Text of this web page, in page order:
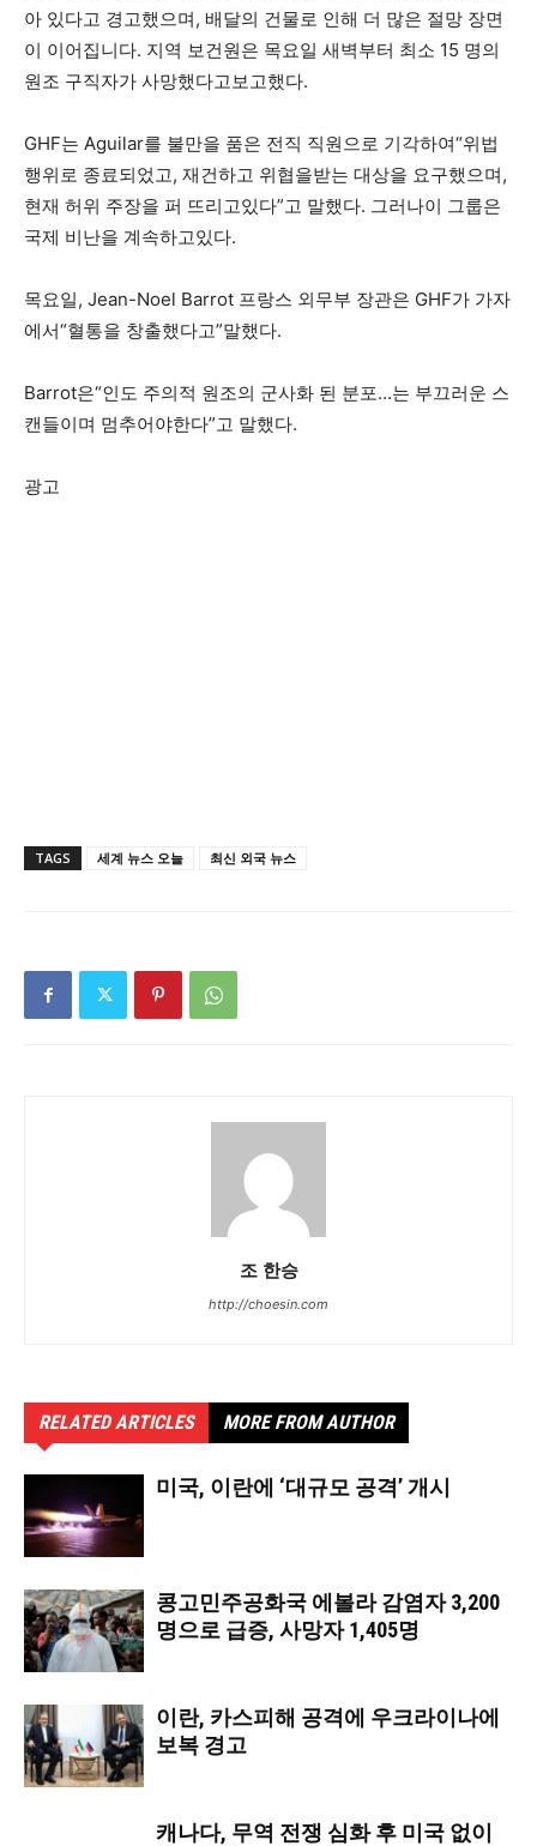
아 있다고 경고했으며, 배달의 건물로 인해 더 많은 절망 장면
이 이어집니다. 지역 보건원은 목요일 새벽부터 최소 15 명의
원조 구직자가 사망했다고보고했다.
GHF는 Aguilar를 불만을 품은 전직 직원으로 기각하여“위법
행위로 종료되었고, 재건하고 위협을받는 대상을 요구했으며,
현재 허위 주장을 퍼 뜨리고있다”고 말했다. 그러나이 그룹은
국제 비난을 계속하고있다.
목요일, Jean-Noel Barrot 프랑스 외무부 장관은 GHF가 가자
에서“혈통을 창출했다고”말했다.
Barrot은“인도 주의적 원조의 군사화 된 분포…는 부끄러운 스
캔들이며 멈추어야한다”고 말했다.
광고
TAGS 세계 뉴스 오늘 최신 외국 뉴스
조 한승
http://choesin.com
RELATED ARTICLES MORE FROM AUTHOR
미국, 이란에 ‘대규모 공격’ 개시
콩고민주공화국 에볼라 감염자 3,200
명으로 급증, 사망자 1,405명
이란, 카스피해 공격에 우크라이나에
보복 경고
캐나다, 무역 전쟁 심화 후 미국 없이